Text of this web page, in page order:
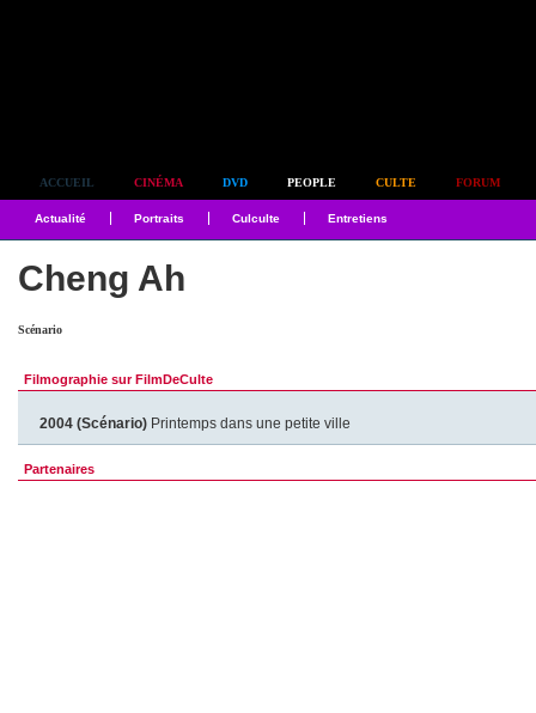
ACCUEIL CINÉMA DVD PEOPLE CULTE FORUM
Actualité Portraits Culculte Entretiens
Cheng Ah
Scénario
Filmographie sur FilmDeCulte
2004 (Scénario) Printemps dans une petite ville
Partenaires